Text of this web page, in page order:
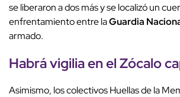
se liberaron a dos más y se localizó un
enfrentamiento entre laGuardia
armado.
Habrá vigilia en el Zócalo
Asimismo, los colectivos Huellas de la